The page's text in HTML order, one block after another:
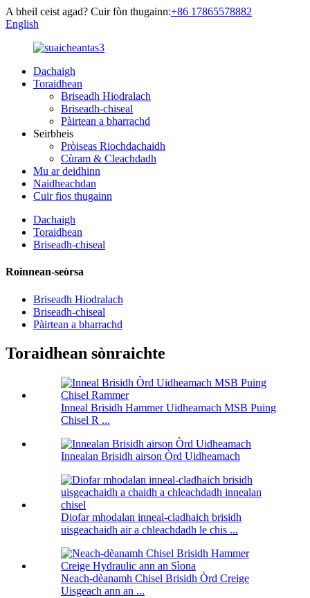
A bheil ceist agad? Cuir fòn thugainn:+86 17865578882
English
Dachaigh
Toraidhean
Briseadh Hiodralach
Briseadh-chiseal
Pàirtean a bharrachd
Seirbheis
Pròiseas Riochdachaidh
Cùram & Cleachdadh
Mu ar deidhinn
Naidheachdan
Cuir fios thugainn
Dachaigh
Toraidhean
Briseadh-chiseal
Roinnean-seòrsa
Briseadh Hiodralach
Briseadh-chiseal
Pàirtean a bharrachd
Toraidhean sònraichte
Inneal Brisidh Hammer Uidheamach MSB Puing
Chisel R ...
Innealan Brisidh airson Òrd Uidheamach
Diofar mhodalan inneal-cladhaich brisidh
uisgeachaidh air a chleachdadh le chis ...
Neach-dèanamh Chisel Brisidh Òrd Creige
Uisgeach ann an ...